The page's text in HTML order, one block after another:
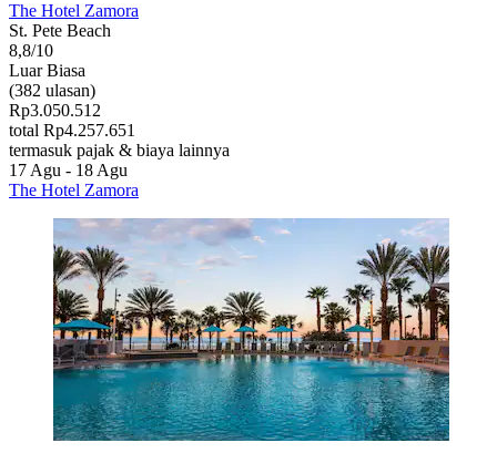
The Hotel Zamora
St. Pete Beach
8,8/10
Luar Biasa
(382 ulasan)
Rp3.050.512
total Rp4.257.651
termasuk pajak & biaya lainnya
17 Agu - 18 Agu
The Hotel Zamora